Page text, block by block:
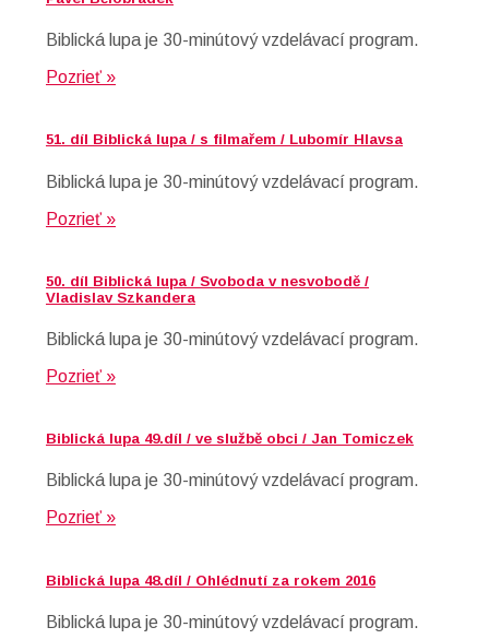
Biblická lupa je 30-minútový vzdelávací program.
Pozrieť »
51. díl Biblická lupa / s filmařem / Lubomír Hlavsa
Biblická lupa je 30-minútový vzdelávací program.
Pozrieť »
50. díl Biblická lupa / Svoboda v nesvobodě /
Vladislav Szkandera
Biblická lupa je 30-minútový vzdelávací program.
Pozrieť »
Biblická lupa 49.díl / ve službě obci / Jan Tomiczek
Biblická lupa je 30-minútový vzdelávací program.
Pozrieť »
Biblická lupa 48.díl / Ohlédnutí za rokem 2016
Biblická lupa je 30-minútový vzdelávací program.